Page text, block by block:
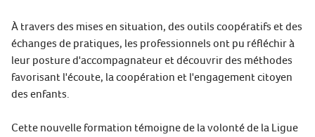
À travers des mises en situation, des outils coopératifs et des
échanges de pratiques, les professionnels ont pu réfléchir à
leur posture d'accompagnateur et découvrir des méthodes
favorisant l'écoute, la coopération et l'engagement citoyen
des enfants.
Cette nouvelle formation témoigne de la volonté de la Ligue